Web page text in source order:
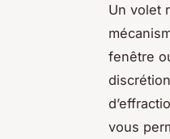
Un volet
fenêtre
vous